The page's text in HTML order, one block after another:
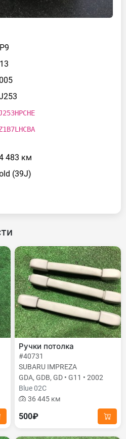
483 км
(39J)
Ручки потолка
#40731
SUBARU IMPREZA
GDA, GDB, GD • G11 • 2002
Blue 02C
36 445 км
500₽